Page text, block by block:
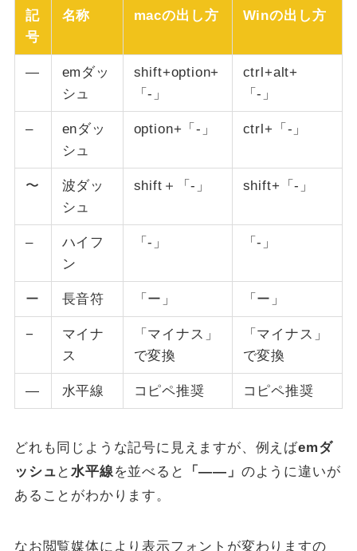
記
号
名称 macの出し方 Winの出し方
—
emダッ
シュ
shift+option+
「-」
ctrl+alt+
「-」
–
enダッ
シュ
option+ 「-」 ctrl+ 「-」
〜
波ダッ
シュ
shift＋ 「-」 shift+ 「-」
–
ハイフ
ン
「-」 「-」
ー 長音符 「ー」 「ー」
−
マイナ
ス
「マイナス」
で変換
「マイナス」
で変換
― 水平線 コピペ推奨 コピペ推奨
どれも同じような記号に見えますが、例えばemダ
ッシュ と水平線を並べると 「―—」 のように違いが
あることがわかります。
なお閲覧媒体により表示フォントが変わりますの